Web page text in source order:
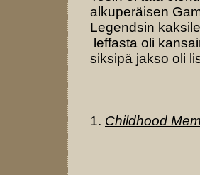
alkuperäisen
Legendsin
leffasta oli
siksipä jakso oli
1. Childhood